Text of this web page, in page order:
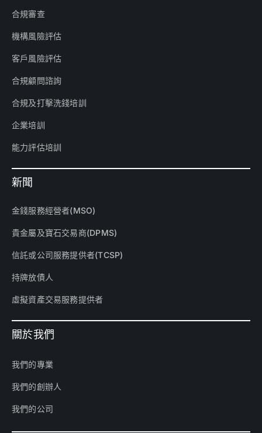
合規審查
機構風險評估
客戶風險評估
合規顧問諮詢
合規及打擊洗錢培訓
企業培訓
能力評估培訓
新聞
金錢服務經營者(MSO)
貴金屬及寶石交易商(DPMS)
信託或公司服務提供者(TCSP)
持牌放債人
虛擬資產交易服務提供者
關於我們
我們的專業
我們的創辦人
我們的公司